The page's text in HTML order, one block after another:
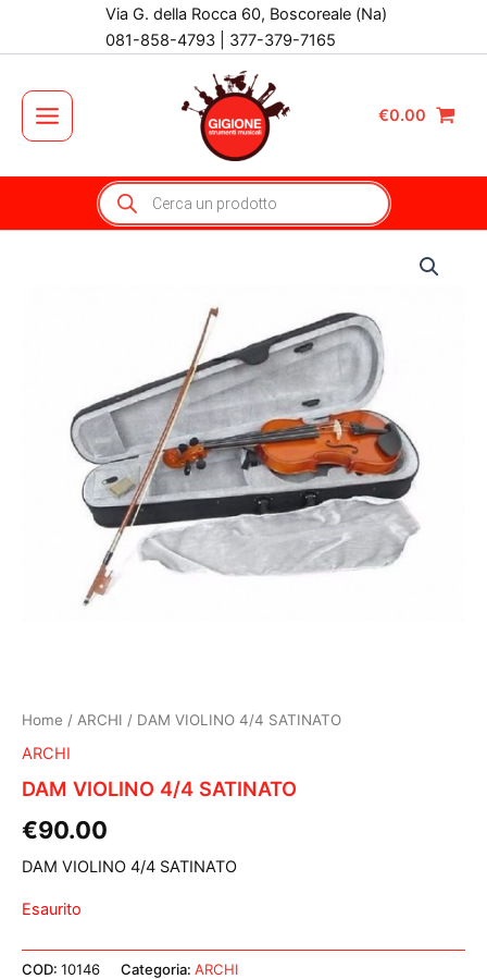
Via G. della Rocca 60, Boscoreale (Na)
081-858-4793 | 377-379-7165
Main
Menu
€0.00
Products
search
Home / ARCHI / DAM VIOLINO 4/4 SATINATO
ARCHI
DAM VIOLINO 4/4 SATINATO
€90.00
DAM VIOLINO 4/4 SATINATO
Esaurito
COD: 10146 Categoria: ARCHI